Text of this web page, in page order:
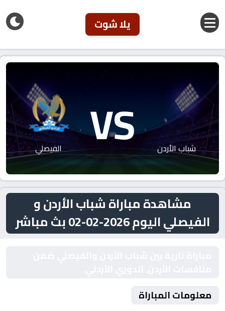
يلا شوت
شباب الأردن VS الفيصلي
مشاهدة مباراة شباب الأردن و
الفيصلي اليوم 2026-02-02 بث مباشر
معلومات المباراة